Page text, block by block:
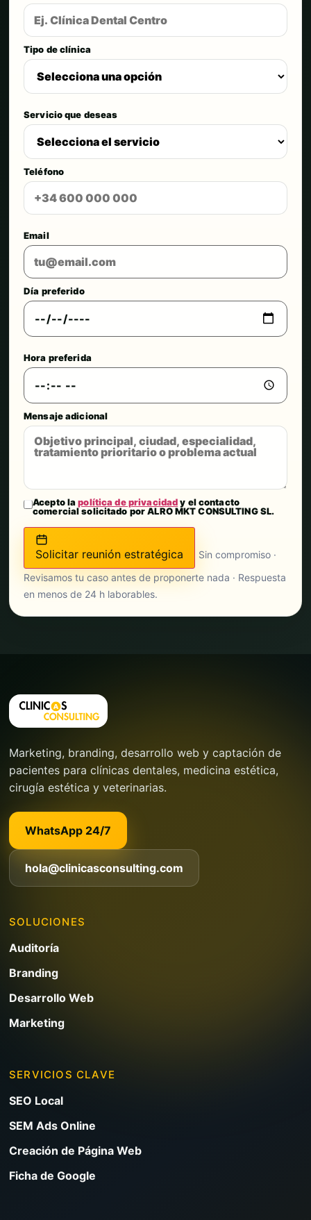
Tipo de clínica
Servicio que deseas
Teléfono
Email
Día preferido
Hora preferida
Mensaje adicional
Acepto lapolítica de privacidady el contacto
comercial solicitado por ALRO MKT CONSULTING SL.
Solicitar reunión estratégica
Sin compromiso ·
Revisamos tu caso antes de proponerte nada · Respuesta
en menos de 24 h laborables.
Marketing, branding, desarrollo web y captación de
pacientes para clínicas dentales, medicina estética,
cirugía estética y veterinarias.
WhatsApp 24/7
hola@clinicasconsulting.com
SOLUCIONES
Auditoría
Branding
Desarrollo Web
Marketing
SERVICIOS CLAVE
SEO Local
SEM Ads Online
Creación de Página Web
Ficha de Google